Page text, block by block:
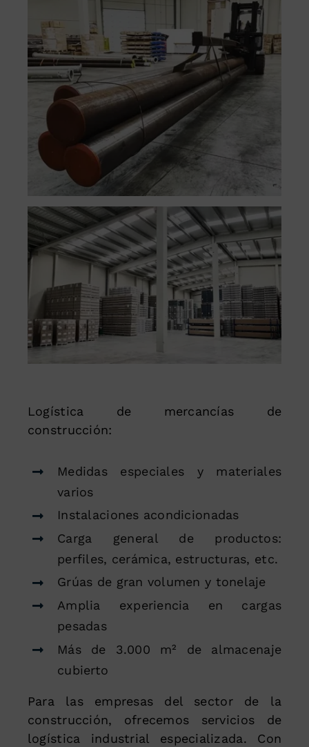
Logística de mercancías de
construcción:
Medidas especiales y materiales
varios
Instalaciones acondicionadas
Carga general de productos:
perfiles, cerámica, estructuras, etc.
Grúas de gran volumen y tonelaje
Amplia experiencia en cargas
pesadas
Más de 3.000 m² de almacenaje
cubierto
Para las empresas del sector de la
construcción, ofrecemos servicios de
logística industrial especializada. Con